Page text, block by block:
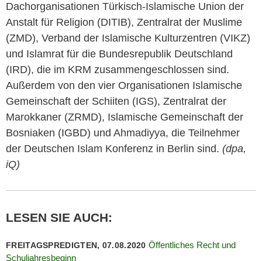
Dachorganisationen Türkisch-Islamische Union der
Anstalt für Religion (DITIB), Zentralrat der Muslime
(ZMD), Verband der Islamische Kulturzentren (VIKZ)
und Islamrat für die Bundesrepublik Deutschland
(IRD), die im KRM zusammengeschlossen sind.
Außerdem von den vier Organisationen Islamische
Gemeinschaft der Schiiten (IGS), Zentralrat der
Marokkaner (ZRMD), Islamische Gemeinschaft der
Bosniaken (IGBD) und Ahmadiyya, die Teilnehmer
der Deutschen Islam Konferenz in Berlin sind. (dpa,
iQ)
LESEN SIE AUCH:
FREITAGSPREDIGTEN, 07.08.2020 Öffentliches Recht und
Schuljahresbeginn